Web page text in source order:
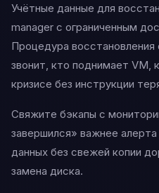
Учётные данные для
manager с ограниченным
Процедура восстановления
звонит, кто поднимает VM,
кризисе без инструкции
Свяжите бэкапы с
завершился» важнее
данных без свежей копии
замена диска.